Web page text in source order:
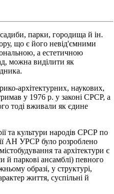
парки, городища й ін.
що є його невід'ємними
а естетичною
можна виділити як
архітектурних, наукових,
у 1976 р. у законі СРСР, а
тоді вживали як єдине
та культури народів СРСР по
АН УРСР було розроблено
та архітектури є
й паркові ансамблі) певного
образі, у структурі,
життя, суспільні й